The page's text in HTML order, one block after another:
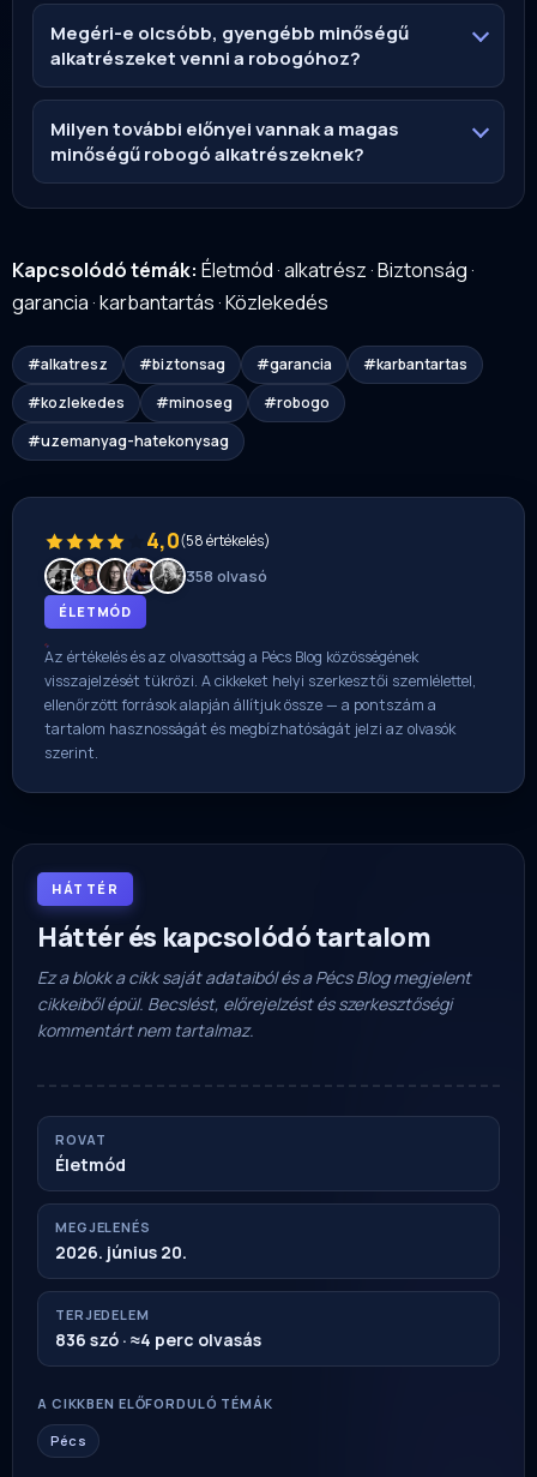
Megéri-e olcsóbb, gyengébb minőségű
alkatrészeket venni a robogóhoz?
Milyen további előnyei vannak a magas
minőségű robogó alkatrészeknek?
Kapcsolódó témák: Életmód·alkatrész·Biztonság·
garancia·karbantartás·Közlekedés
#alkatresz #biztonsag #garancia
#karbantartas
#kozlekedes
#minoseg
#robogo
#uzemanyag-hatekonysag
4,0(58 értékelés)
358 olvasó
ÉLETMÓD
Az értékelés és az olvasottság a Pécs Blog közösségének
visszajelzését tükrözi. A cikkeket helyi szerkesztői szemlélettel,
ellenőrzött források alapján állítjuk össze — a pontszám a
tartalom hasznosságát és megbízhatóságát jelzi az olvasók
szerint.
HÁTTÉR
Háttér és kapcsolódó tartalom
Ez a blokk a cikk saját adataiból és a Pécs Blog megjelent
cikkeiből épül. Becslést, előrejelzést és szerkesztőségi
kommentárt nem tartalmaz.
ROVAT
Életmód
MEGJELENÉS
2026. június 20.
TERJEDELEM
836 szó · ≈4 perc olvasás
A CIKKBEN ELŐFORDULÓ TÉMÁK
Pécs